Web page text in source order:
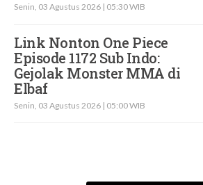
Senin, 03 Agustus 2026 | 05:30 WIB
Link Nonton One Piece
Episode 1172 Sub Indo:
Gejolak Monster MMA di
Elbaf
Senin, 03 Agustus 2026 | 05:00 WIB